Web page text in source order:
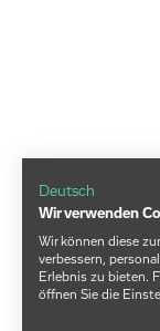
Deutsch
Wir verwenden
Wir können diese
verbessern,
Erlebnis zu bieten.
öffnen Sie die